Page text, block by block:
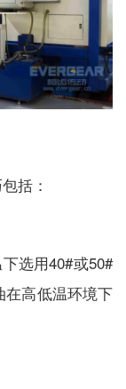
括：
选用40#或50#
在高低温环境下